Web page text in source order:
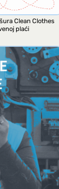
Clean Clothes
plaći